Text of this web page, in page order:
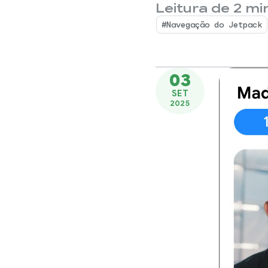
Leitura de 2
#Navegação do Jetpack
03
SET
2025